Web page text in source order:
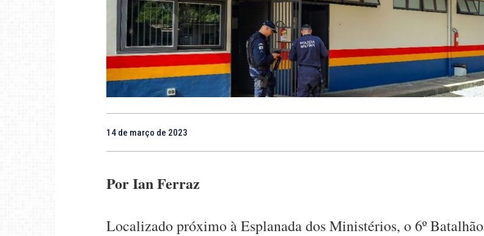
14 de março de 2023
Por Ian Ferraz
Localizado próximo à Esplanada dos Ministérios, o 6º Batalhão